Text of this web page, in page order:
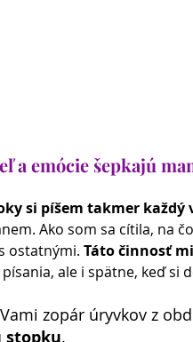
a emócie šepkajú
si píšem takmer každý
Ako som sa cítila, na
ostatnými. Táto činnosť
ale i spätne, keď
zopár úryvkov z
stopku.